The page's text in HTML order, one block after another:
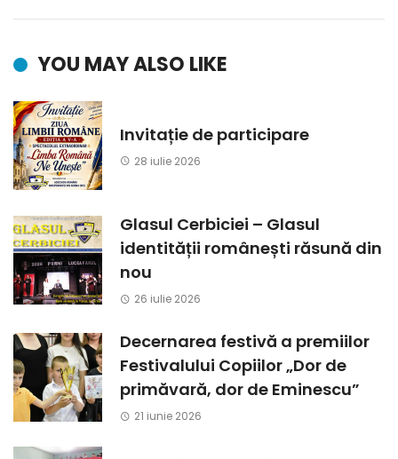
YOU MAY ALSO LIKE
Invitație de participare
28 iulie 2026
Glasul Cerbiciei – Glasul
identității românești răsună din
nou
26 iulie 2026
Decernarea festivă a premiilor
Festivalului Copiilor „Dor de
primăvară, dor de Eminescu”
21 iunie 2026